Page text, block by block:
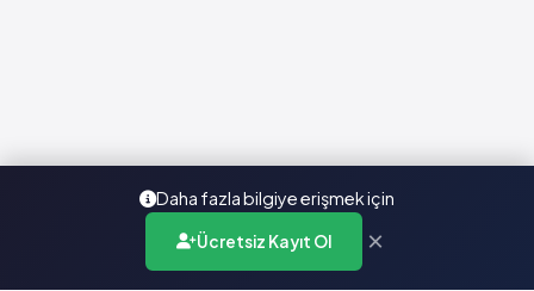
Daha fazla bilgiye erişmek için
Ücretsiz Kayıt Ol ×